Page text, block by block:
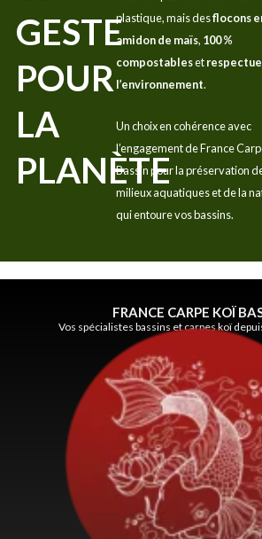
GESTE
POUR
LA
PLANÈTE
plastique, mais desflocons
amidon de maïs, 100 %
compostableset
l’environnement.
Un choix en cohérence avec
l’engagement de France
Bassin pour la préservation
milieux aquatiques et de la
qui entoure vos bassins.
FRANCE CARPE KOÏ
Vos spécialistes bassins et carpes koï